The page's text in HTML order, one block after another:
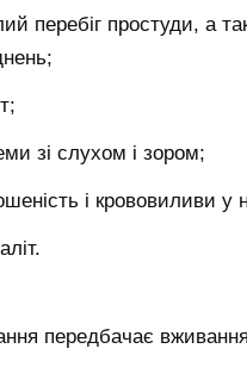
перебіг простуди, а
зі слухом і зором;
і крововиливи у
передбачає